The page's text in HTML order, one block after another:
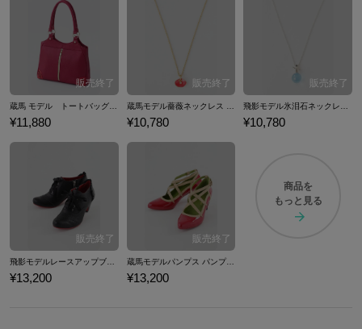
¥11,880 ¥10,780 ¥10,780
¥13,200
蔵馬モデルパンプス パンプス 幽☆遊☆白書
¥13,200
商品を
もっと見る